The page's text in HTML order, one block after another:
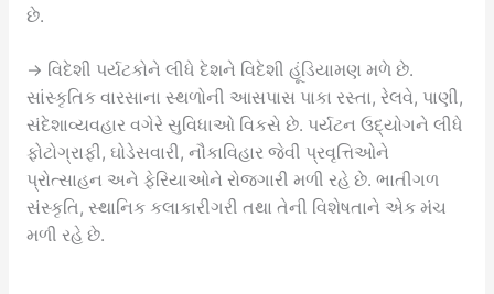
છે.
→ વિદેશી પર્યટકોને લીધે દેશને વિદેશી હૂંડિયામણ મળે છે.
સાંસ્કૃતિક વારસાના સ્થળોની આસપાસ પાકા રસ્તા, રેલવે, પાણી,
સંદેશાવ્યવહાર વગેરે સુવિધાઓ વિકસે છે. પર્યટન ઉદ્યોગને લીધે
ફોટોગ્રાફી, ઘોડેસવારી, નૌકાવિહાર જેવી પ્રવૃત્તિઓને
પ્રોત્સાહન અને ફેરિયાઓને રોજગારી મળી રહે છે. ભાતીગળ
સંસ્કૃતિ, સ્થાનિક કલાકારીગરી તથા તેની વિશેષતાને એક મંચ
મળી રહે છે.